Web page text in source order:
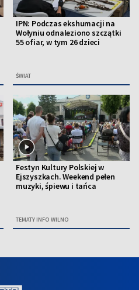
IPN: Podczas ekshumacji na
Wołyniu odnaleziono szczątki
55 ofiar, w tym 26 dzieci
ŚWIAT
Festyn Kultury Polskiej w
Ejszyszkach. Weekend pełen
muzyki, śpiewu i tańca
TEMATY INFO WILNO